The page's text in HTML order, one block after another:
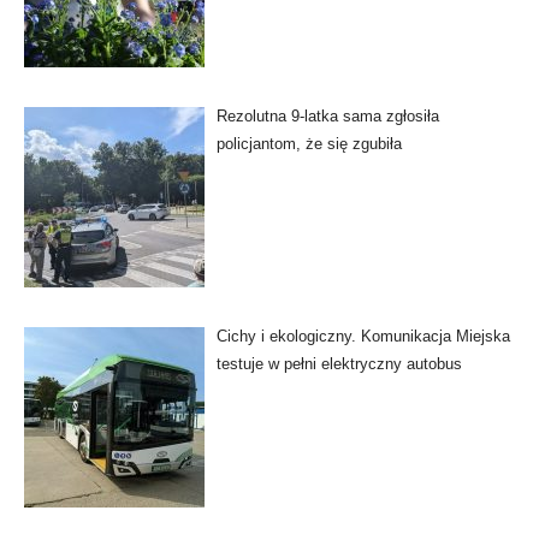
Rezolutna 9-latka sama zgłosiła
policjantom, że się zgubiła
Cichy i ekologiczny. Komunikacja Miejska
testuje w pełni elektryczny autobus